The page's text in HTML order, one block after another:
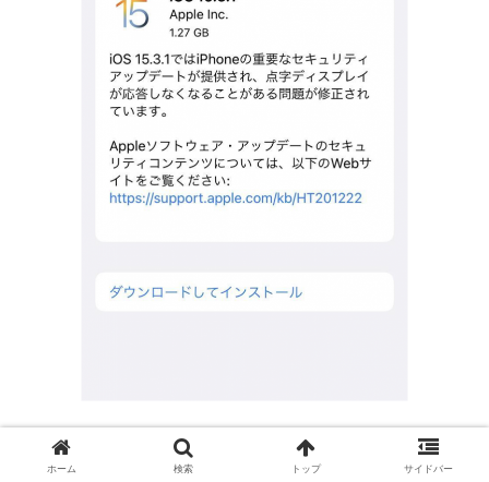
こちらはウイルス云々以前の基本中の基本ですが、iPhon
eのOSやセキュリティパッチの状態は常に最新に保つよう
ホーム 検索 トップ サイドバー